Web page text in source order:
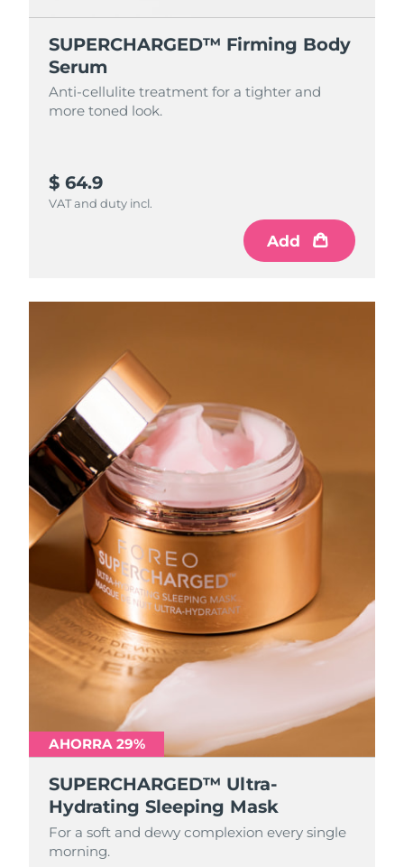
SUPERCHARGED™ Firming Body
Serum
Anti-cellulite treatment for a tighter and
more toned look.
$ 64.9
VAT and duty incl.
Add
AHORRA 29%
SUPERCHARGED™ Ultra-
Hydrating Sleeping Mask
For a soft and dewy complexion every single
morning.